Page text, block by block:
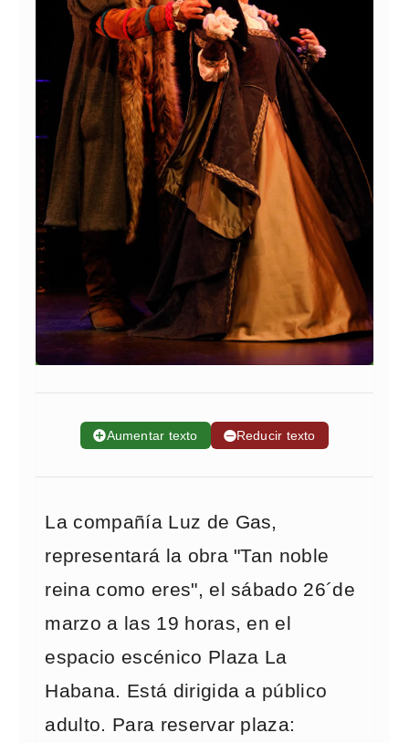
➕Aumentar texto ➖Reducir texto
La compañía Luz de Gas,
representará la obra "Tan noble
reina como eres", el sábado 26´de
marzo a las 19 horas, en el
espacio escénico Plaza La
Habana. Está dirigida a público
adulto. Para reservar plaza: